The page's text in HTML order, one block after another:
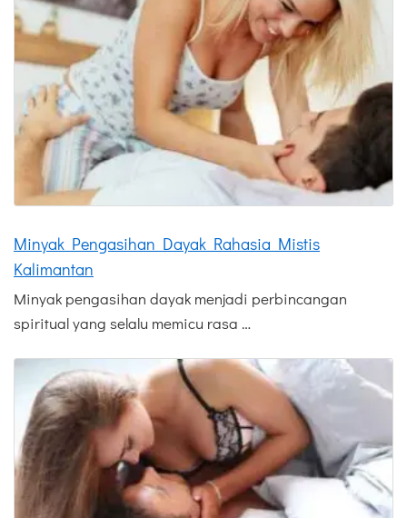
Minyak Pengasihan Dayak Rahasia Mistis
Kalimantan
Minyak pengasihan dayak menjadi perbincangan
spiritual yang selalu memicu rasa …